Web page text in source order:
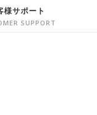
様サポート